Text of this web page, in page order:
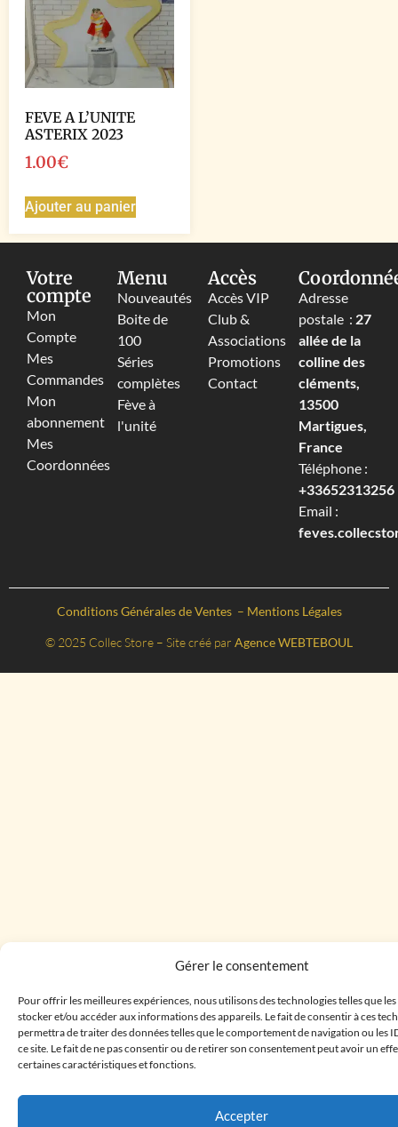
Gérer le consentement
Pour offrir les meilleures expériences, nous utilisons des technologies telles que
stocker et/ou accéder aux informations des appareils. Le fait de consentir à ces
permettra de traiter des données telles que le comportement de navigation ou les
ce site. Le fait de ne pas consentir ou de retirer son consentement peut avoir un
certaines caractéristiques et fonctions.
Accepter
FEVE A L’UNITE
ASTERIX 2023
1.00€
Ajouter au panier
Votre
compte
Mon
Compte
Mes
Commandes
Mon
abonnement
Mes
Coordonnées
Menu
Nouveautés
Boite de
100
Séries
complètes
Fève à
l'unité
Accès
Accès VIP
Club &
Associations
Promotions
Contact
Adresse
postale : 27
allée de la
colline des
cléments,
13500
Martigues,
France
Téléphone :
+33652313256‬
Email :
Conditions Générales de Ventes – Mentions Légales
© 2025 Collec Store – Site créé par Agence WEBTEBOUL